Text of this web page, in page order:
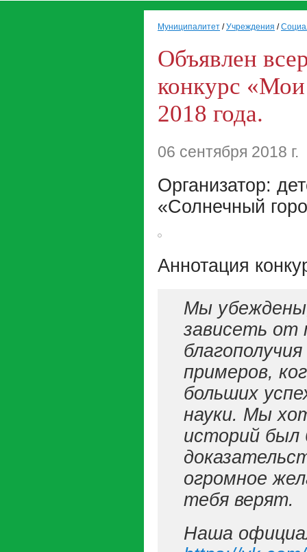
Муниципалитет /Учреждения /
Объявлен
конкурс
2018 года.
06 сентября 2018 г.
Организатор:
«Солнечный
Аннотация
Мы
зависеть от
примеров,
больших
науки. Мы
историй был
огромное
тебя верят.
Наша